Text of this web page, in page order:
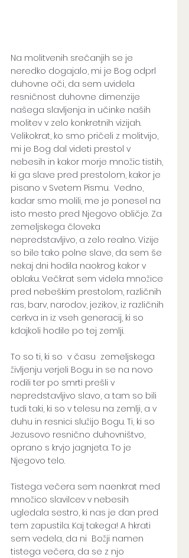
Na molitvenih srečanjih se je
neredko dogajalo, mi je Bog odprl
duhovne oči, da sem uvidela
resničnost duhovne dimenzije
našega slavljenja in učinke naših
molitev v zelo konkretnih vizijah.
Velikokrat, ko smo pričeli z molitvijo,
mi je Bog dal videti prestol v
nebesih in kakor morje množic tistih,
ki ga slave pred prestolom, kakor je
pisano v Svetem Pismu.  Vedno,
kadar smo molili, me je ponesel na
isto mesto pred Njegovo obličje. Za
zemeljskega človeka
nepredstavljivo, a zelo realno. Vizije
so bile tako polne slave, da sem še
nekaj dni hodila naokrog kakor v
oblaku. Večkrat sem videla množice
pred nebeškim prestolom, različnih
ras, barv, narodov, jezikov, iz različnih
cerkva in iz vseh generacij, ki so
kdajkoli hodile po tej zemlji.
To so ti, ki so  v času  zemeljskega
življenju verjeli Bogu in se na novo
rodili ter po smrti prešli v
nepredstavljivo slavo, a tam so bili
tudi taki, ki so v telesu na zemlji, a v
duhu in resnici služijo Bogu. Ti, ki so
Jezusovo resnično duhovništvo,
oprano s krvjo jagnjeta. To je
Njegovo telo.
Tistega večera sem naenkrat med
množico slavilcev v nebesih
ugledala sestro, ki nas je dan pred
tem zapustila. Kaj takega! A hkrati
sem vedela, da ni  Božji namen
tistega večera, da se z njo